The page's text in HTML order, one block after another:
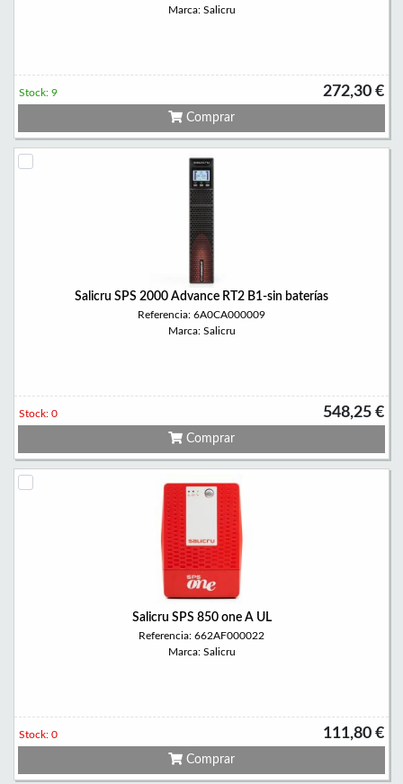
Marca: Salicru
272,30 €
Stock: 9
Comprar
Salicru SPS 2000 Advance RT2 B1-sin baterías
Referencia: 6A0CA000009
Marca: Salicru
548,25 €
Stock: 0
Comprar
Salicru SPS 850 one A UL
Referencia: 662AF000022
Marca: Salicru
111,80 €
Stock: 0
Comprar